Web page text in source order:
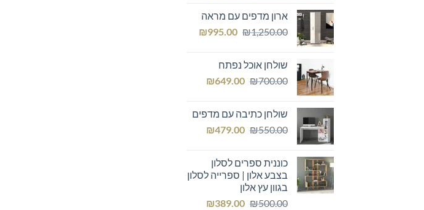
היה:
₪290.00.
הוא:
₪275.00.
ארון מדפים עם מראה
₪1,250.00
המחיר
₪1,250.00.
₪995.00
המחיר
שולחן אוכל נפתח
₪700.00
המחיר
₪700.00.
₪649.00
המחיר
₪649.00.שולחן כתיבה עם מדפים
₪550.00
המחיר
₪550.00.
₪479.00
המחיר
כוננית ספרים לסלון
בצבע אלון | ספרייה לסלון
בגוון עץ אלון
₪500.00
המחיר ₪389.00
המחיר